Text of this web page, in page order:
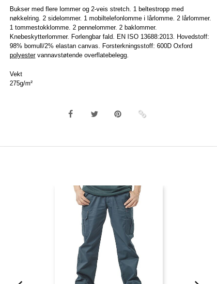
Bukser med flere lommer og 2-veis stretch. 1 beltestropp med
nøkkelring. 2 sidelommer. 1 mobiltelefonlomme i lårlomme. 2 lårlommer.
1 tommestokklomme. 2 pennelommer. 2 baklommer.
Knebeskytterlommer. Forlengbar fald. EN ISO 13688:2013. Hovedstoff:
98% bomull/2% elastan canvas. Forsterkningsstoff: 600D Oxford
polyestervannavstøtende overflatebelegg.
Vekt
275g/m²